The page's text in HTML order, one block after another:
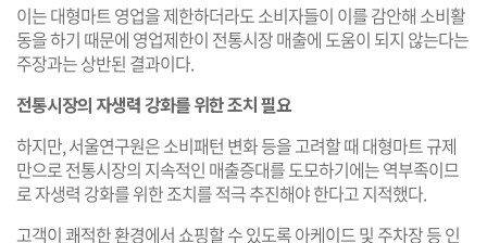
이는 대형마트 영업을 제한하더라도 소비자들이 이를 감안해 소비활
동을 하기 때문에 영업제한이 전통시장 매출에 도움이 되지 않는다는
주장과는 상반된 결과이다.
전통시장의 자생력 강화를 위한 조치 필요
하지만, 서울연구원은 소비패턴 변화 등을 고려할 때 대형마트 규제
만으로 전통시장의 지속적인 매출증대를 도모하기에는 역부족이므
로 자생력 강화를 위한 조치를 적극 추진해야 한다고 지적했다.
고객이 쾌적한 환경에서 쇼핑할 수 있도록 아케이드 및 주차장 등 인